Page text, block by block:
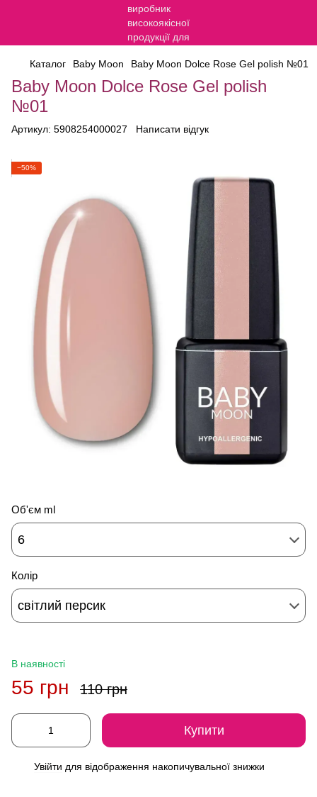
Каталог Baby Moon Baby Moon Dolce Rose Gel polish №01
Baby Moon Dolce Rose Gel polish
№01
Артикул: 5908254000027 Написати відгук
−50%
Об'єм ml
6
Колір
світлий персик
В наявності
55 грн 110 грн
Купити
Увійти для відображення накопичувальної знижки